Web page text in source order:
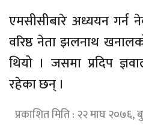
एमसीसीबारे अध्ययन गर्न
वरिष्ठ नेता झलनाथ
थियो । जसमा प्रदिप
रहेका छन् ।
प्रकाशित मिति : २२ माघ